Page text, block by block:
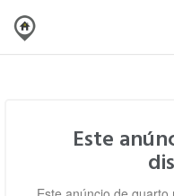
Este